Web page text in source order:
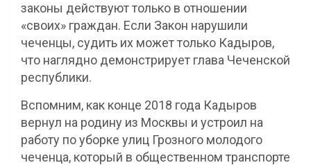
законы действуют только в отношении
«своих» граждан. Если Закон нарушили
чеченцы, судить их может только Кадыров,
что наглядно демонстрирует глава Чеченской
республики.
Вспомним, как конце 2018 года Кадыров
вернул на родину из Москвы и устроил на
работу по уборке улиц Грозного молодого
чеченца, который в общественном транспорте